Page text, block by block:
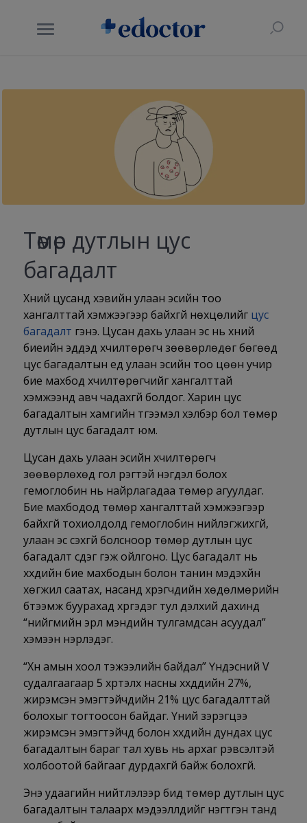
Төмөр дутлын цус
багадалт
Хүний цусанд хэвийн улаан эсийн тоо
хангалттай хэмжээгээр байхгүй нөхцөлийг цус
багадалт гэнэ. Цусан дахь улаан эс нь хүний
биеийн эдүүдэд хүчилтөрөгч зөөвөрлөдөг бөгөөд
цус багадалтын үед улаан эсийн тоо цөөн учир
бие махбод хүчилтөрөгчийг хангалттай
хэмжээнд авч чадахгүй болдог. Харин цус
багадалтын хамгийн түгээмэл хэлбэр бол төмөр
дутлын цус багадалт юм.
Цусан дахь улаан эсийн хүчилтөрөгч
зөөвөрлөхөд гол үүрэгтэй нэгдэл болох
гемоглобин нь найрлагадаа төмөр агуулдаг.
Бие махбодод төмөр хангалттай хэмжээгээр
байхгүй тохиолдолд гемоглобин нийлэгжихгүй,
улаан эс үүсэхгүй болсноор төмөр дутлын цус
багадалт үүсдэг гэж ойлгоно. Цус багадалт нь
хүүхдийн бие махбодын болон танин мэдэхүйн
хөгжил саатах, насанд хүрэгчдийн хөдөлмөрийн
бүтээмж буурахад хүргэдэг тул дэлхий дахинд
“нийгмийн эрүүл мэндийн тулгамдсан асуудал”
хэмээн нэрлэдэг.
“Хүн амын хоол тэжээлийн байдал” Үндэсний V
судалгаагаар 5 хүртэлх насны хүүхдүүдийн 27%,
жирэмсэн эмэгтэйчүүдийн 21% цус багадалттай
болохыг тогтоосон байдаг. Үүний зэрэгцээ
жирэмсэн эмэгтэйчүүд болон хүүхдийн дундах цус
багадалтын бараг тал хувь нь архаг үрэвсэлтэй
холбоотой байгааг дурдахгүй байж болохгүй.
Энэ удаагийн нийтлэлээр бид төмөр дутлын цус
багадалтын талаарх мэдээллүүдийг нэгтгэн танд